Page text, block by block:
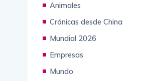
Animales
Crónicas desde China
Mundial 2026
Empresas
Mundo